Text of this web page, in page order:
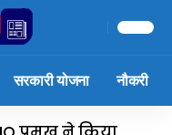
सरकारी योजना नौकरी